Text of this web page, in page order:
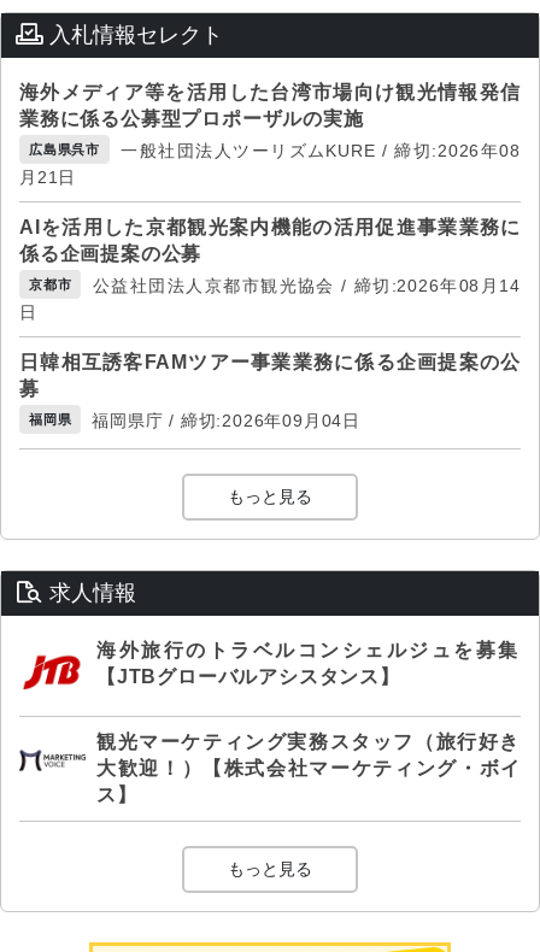
入札情報セレクト
海外メディア等を活用した台湾市場向け観光情報発信
業務に係る公募型プロポーザルの実施
広島県呉市
一般社団法人ツーリズムKURE / 締切:2026年08
月21日
AIを活用した京都観光案内機能の活用促進事業業務に
係る企画提案の公募
京都市
公益社団法人京都市観光協会 / 締切:2026年08月14
日
日韓相互誘客FAMツアー事業業務に係る企画提案の公
募
福岡県 福岡県庁 / 締切:2026年09月04日
もっと見る
求人情報
海外旅行のトラベルコンシェルジュを募集
【JTBグローバルアシスタンス】
観光マーケティング実務スタッフ（旅行好き
大歓迎！）【株式会社マーケティング・ボイ
ス】
もっと見る